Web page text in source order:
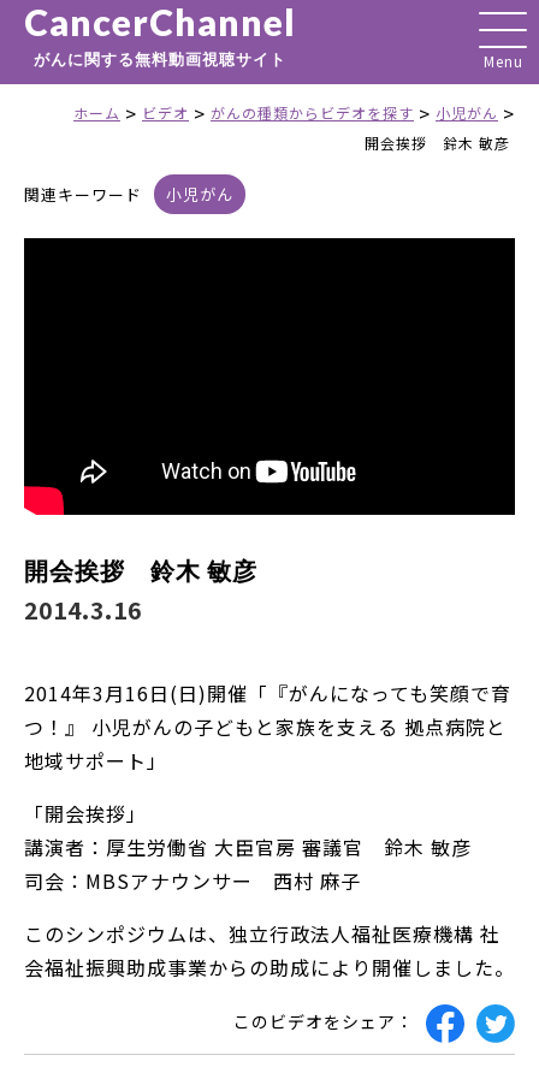
CancerChannel
がんに関する無料動画視聴サイト
ホーム > ビデオ > がんの種類からビデオを探す > 小児がん >
開会挨拶 鈴木 敏彦
関連キーワード 小児がん
開会挨拶 鈴木 敏彦
2014.3.16
2014年3月16日(日)開催「『がんになっても笑顔で育
つ！』 小児がんの子どもと家族を支える 拠点病院と
地域サポート」
「開会挨拶」
講演者：厚生労働省 大臣官房 審議官 鈴木 敏彦
司会：MBSアナウンサー 西村 麻子
このシンポジウムは、独立行政法人福祉医療機構 社
会福祉振興助成事業からの助成により開催しました。
このビデオをシェア：